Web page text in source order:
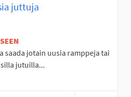
juttuja
saada jotain uusia ramppeja tai
jutuilla...
Itäinen Seinäjoki